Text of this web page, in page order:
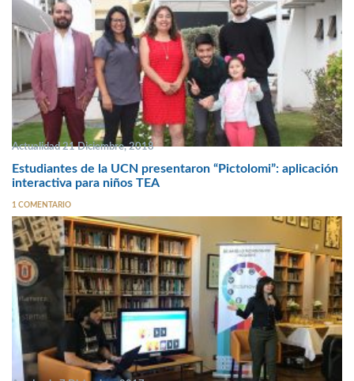
Actualidad 21 Diciembre, 2018
Estudiantes de la UCN presentaron “Pictolomi”: aplicación
interactiva para niños TEA
1 COMENTARIO